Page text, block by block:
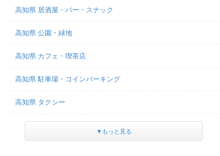
高知県 居酒屋・バー・スナック
高知県 公園・緑地
高知県 カフェ・喫茶店
高知県 駐車場・コインパーキング
高知県 タクシー
▼もっと見る